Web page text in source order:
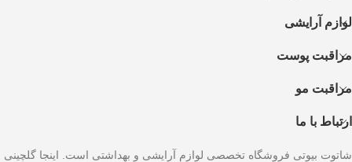
لوازم آرایشی
مراقبت پوست
مراقبت مو
ارتباط با ما
شاتوت بیوتی فروشگاه تخصصی لوازم آرایشی و بهداشتی است. اینجا گلچینی